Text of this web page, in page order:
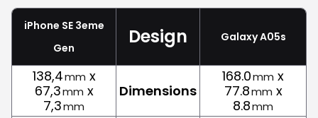
iPhone SE 3eme
Gen
Design Galaxy A05s
138,4mm x
67,3mm x
7,3mm
Dimensions
168.0mm x
77.8mm x
8.8mm